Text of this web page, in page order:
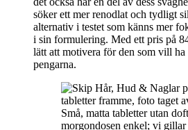
söker ett mer renodlat och tydligt
alternativ i testet som känns mer
i sin formulering. Med ett pris på
lätt att motivera för den som vill
pengarna.
Små, matta tabletter utan
morgondosen enkel; vi gillar